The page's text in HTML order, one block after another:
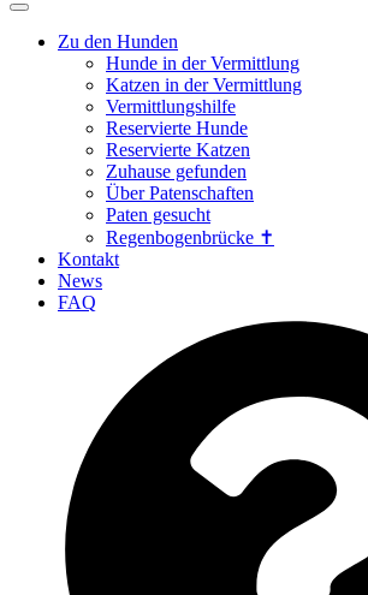
Zu den Hunden
Hunde in der Vermittlung
Katzen in der Vermittlung
Vermittlungshilfe
Reservierte Hunde
Reservierte Katzen
Zuhause gefunden
Über Patenschaften
Paten gesucht
Regenbogenbrücke ✝
Kontakt
News
FAQ